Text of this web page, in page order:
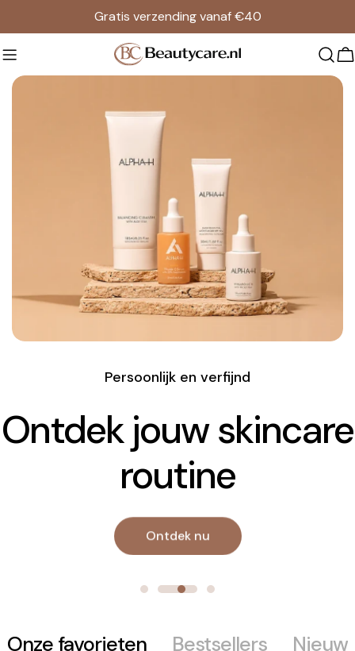
naar
artikel
Gratis verzending vanaf €40
Persoonlijk en verfijnd
Ontdek jouw skincare
routine
Ontdek nu
Onze favorieten Bestsellers Nieuw